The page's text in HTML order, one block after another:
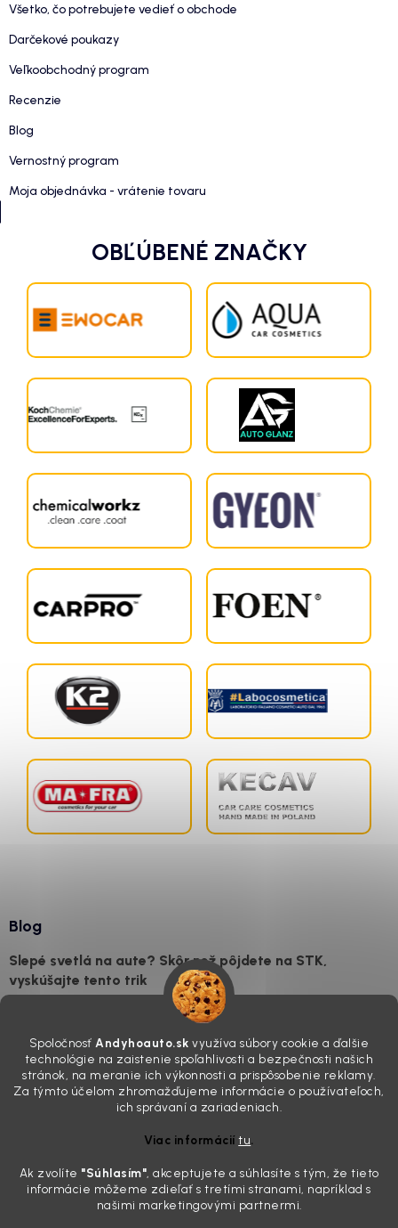
Spoločnosť Andyhoauto.sk využíva súbory cookie a ďalšie
technológie na zaistenie spoľahlivosti a bezpečnosti našich
stránok, na meranie ich výkonnosti a prispôsobenie reklamy.
Za týmto účelom zhromažďujeme informácie o používateľoch,
ich správaní a zariadeniach.
Viac informáciítu.
Ak zvolíte "Súhlasím", akceptujete a súhlasíte s tým, že tieto
informácie môžeme zdieľať s tretími stranami, napríklad s
našimi marketingovými partnermi.
Všetko, čo potrebujete vedieť o obchode
Darčekové poukazy
Veľkoobchodný program
Recenzie
Blog
Vernostný program
Moja objednávka - vrátenie tovaru
OBĽÚBENÉ ZNAČKY
Blog
Slepé svetlá na aute? Skôr než pôjdete na STK,
vyskúšajte tento trik
skutočnosti je? Často za to môžu práve „slepé“ svetlomety. Ten
mliečny, drsný povrch nie je len estetická vada. Keď slnko a soľ urobia
svoje, plexisklo začne svetlo rozptyľovať namiesto to...
Zabudnite na handru. Ak chcete mať auto naozaj čisté,
Poznáte ten moment. Vonku svieti slnko, vy sedíte v čerstvo
„upratanom“ aute, no pri pohľade na palubnú dosku vás ide poraziť. V
mriežkach ventilácie, okolo tlačidiel a v švíkoch sedačiek na vás stále